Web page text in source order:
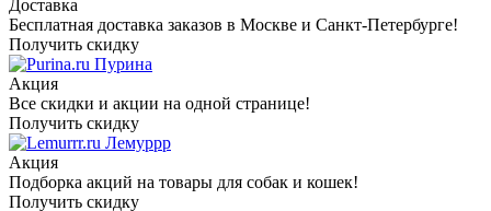
Доставка
Бесплатная доставка заказов в Москве и Санкт-Петербурге!
Получить скидку
Пурина
Акция
Все скидки и акции на одной странице!
Получить скидку
Лемуррр
Акция
Подборка акций на товары для собак и кошек!
Получить скидку